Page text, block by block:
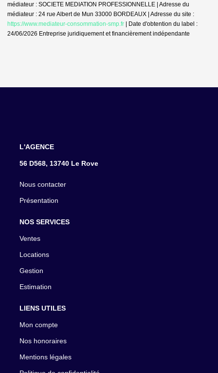
médiateur : SOCIETE MEDIATION PROFESSIONNELLE | Adresse du
médiateur : 24 rue Albert de Mun 33000 BORDEAUX | Adresse du site :
https://www.mediateur-consommation-smp.fr | Date d'obtention du label :
24/06/2026 Entreprise juridiquement et financièrement indépendante
L'AGENCE
56 D568, 13740 Le Rove
Nous contacter
Présentation
NOS SERVICES
Ventes
Locations
Gestion
Estimation
LIENS UTILES
Mon compte
Nos honoraires
Mentions légales